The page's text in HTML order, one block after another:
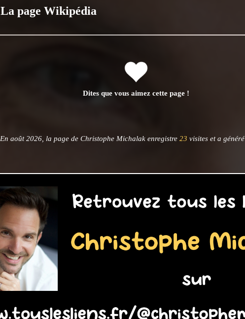
La page Wikipédia
Dites que vous aimez cette page !
En août 2026, la page de Christophe Michalak enregistre 23 visites et a généré